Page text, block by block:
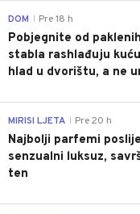
DOM Pre 18 h
Pobjegnite od
stabla rashlađuju
hlad u dvorištu, a ne
MIRISI LJETA Pre 20 h
Najbolji parfemi
senzualni luksuz,
ten